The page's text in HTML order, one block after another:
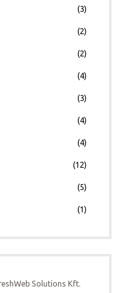
(3)
(2)
(2)
(4)
(3)
(4)
(4)
(12)
(5)
(1)
Solutions Kft.